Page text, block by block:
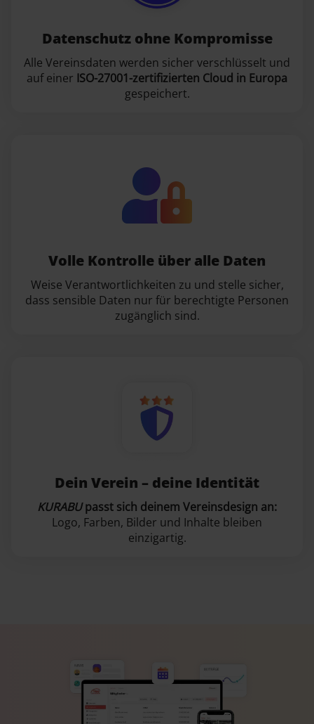
Datenschutz ohne Kompromisse
Alle Vereinsdaten werden sicher verschlüsselt und
auf einer ISO-27001-zertifizierten Cloud in Europa
gespeichert.
Volle Kontrolle über alle Daten
Weise Verantwortlichkeiten zu und stelle sicher,
dass sensible Daten nur für berechtigte Personen
zugänglich sind.
Dein Verein – deine Identität
KURABUpasst sich deinem Vereinsdesign an:
Logo, Farben, Bilder und Inhalte bleiben
einzigartig.